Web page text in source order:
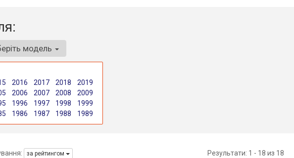
2016 2017 2018
2019
2006 2007 2008
2009
1996 1997 1998
1999
1986 1987 1988 1989
модель
за рейтингом Результати: 1 - 18 из 18